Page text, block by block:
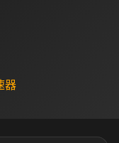
器